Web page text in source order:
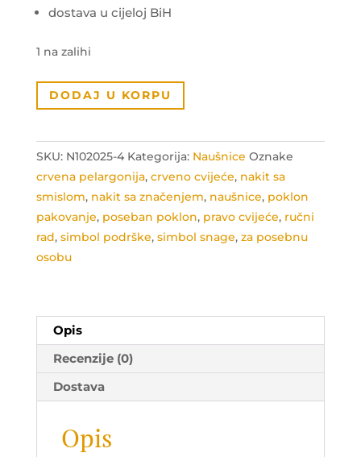
dostava u cijeloj BiH
1 na zalihi
Naušnice
simbol
količina
DODAJ U KORPU
SKU: N102025-4 Kategorija: Naušnice Oznake
crvena pelargonija, crveno cvijeće, nakit sa
smislom, nakit sa značenjem, naušnice, poklon
pakovanje, poseban poklon, pravo cvijeće, ručni
rad, simbol podrške, simbol snage, za posebnu
osobu
Opis
Recenzije (0)
Dostava
Opis